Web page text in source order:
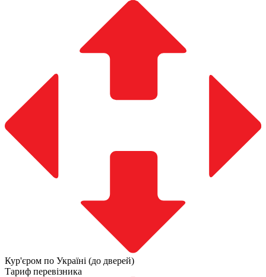
Кур'єром по Україні (до дверей)
Тариф перевізника